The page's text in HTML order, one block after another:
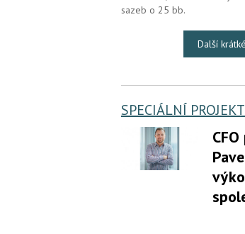
sazeb o 25 bb.
Další
SPECIÁLNÍ